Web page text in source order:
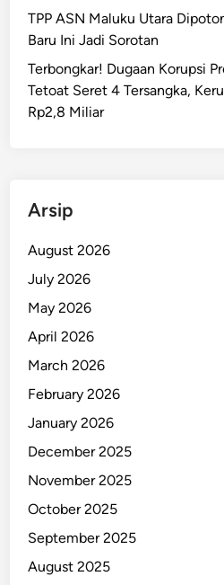
TPP ASN Maluku Utara
Baru Ini Jadi Sorotan
Terbongkar! Dugaan Korupsi
Tetoat Seret 4 Tersangka,
Rp2,8 Miliar
Arsip
August 2026
July 2026
May 2026
April 2026
March 2026
February 2026
January 2026
December 2025
November 2025
October 2025
September 2025
August 2025